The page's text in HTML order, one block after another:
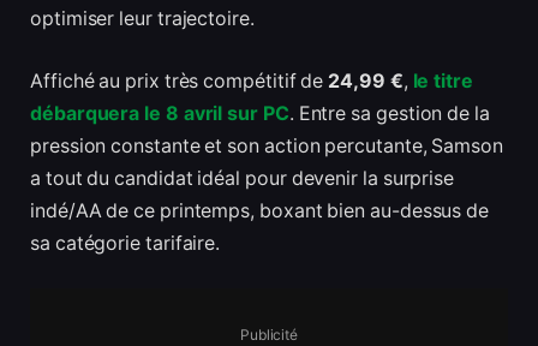
optimiser leur trajectoire.
Affiché au prix très compétitif de 24,99 €, le titre
débarquera le 8 avril sur PC. Entre sa gestion de la
pression constante et son action percutante, Samson
a tout du candidat idéal pour devenir la surprise
indé/AA de ce printemps, boxant bien au-dessus de
sa catégorie tarifaire.
Publicité